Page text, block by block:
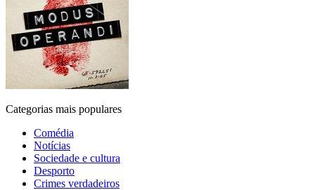
Categorias mais populares
Comédia
Notícias
Sociedade e cultura
Desporto
Crimes verdadeiros